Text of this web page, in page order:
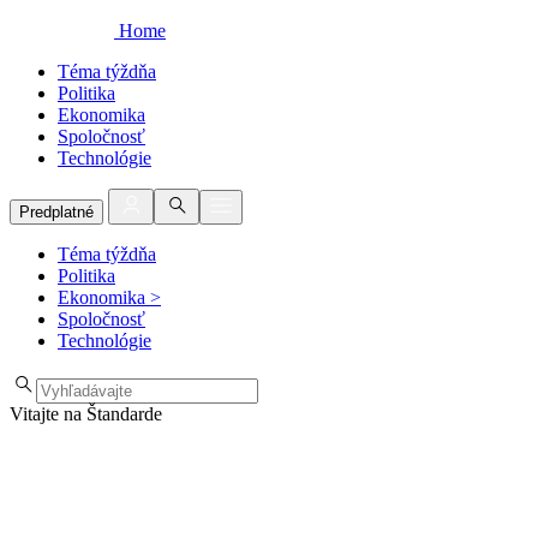
Home
Téma týždňa
Politika
Ekonomika
Spoločnosť
Technológie
Predplatné
Téma týždňa
Politika
Ekonomika >
Spoločnosť
Technológie
Vitajte na Štandarde